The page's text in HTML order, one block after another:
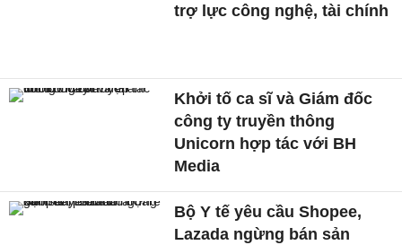
trợ lực công nghệ, tài chính
Khởi tố ca sĩ và Giám đốc
công ty truyền thông
Unicorn hợp tác với BH
Media
Bộ Y tế yêu cầu Shopee,
Lazada ngừng bán sản